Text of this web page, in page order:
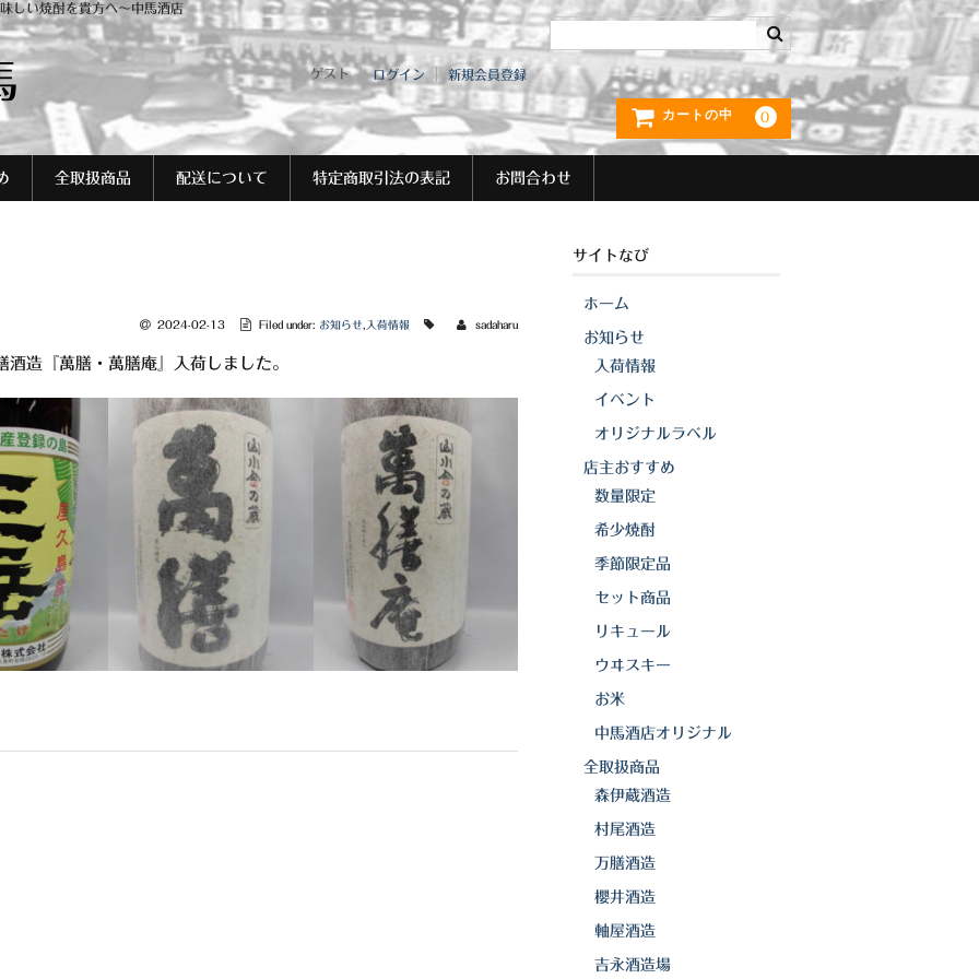
しい焼酎を貴方へ～中馬酒店
ゲスト ログイン 新規会員登録
カートの中 0
全取扱商品 配送について 特定商取引法の表記 お問合わせ
2024-02-13 Filed under: お知らせ 入荷情報 sadaharu
造『萬膳・萬膳庵』入荷しました。
サイトなび
ホーム
お知らせ
入荷情報
イベント
オリジナルラベル
店主おすすめ
数量限定
希少焼酎
季節限定品
セット商品
リキュール
ウヰスキー
お米
中馬酒店オリジナル
全取扱商品
森伊蔵酒造
村尾酒造
万膳酒造
櫻井酒造
軸屋酒造
吉永酒造場